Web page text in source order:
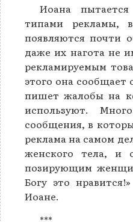
Иоана
типами рекламы,
появляются почти
даже их нагота не
рекламируемым
этого она сообщает
пишет жалобы на
используют.
сообщения, в
реклама на самом
женского тела, и
позирующим
Богу это
Иоане.